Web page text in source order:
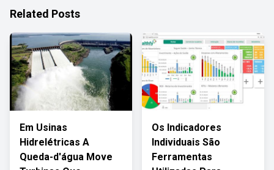
Related Posts
Em Usinas
Hidrelétricas A
Queda-d'água Move
Os Indicadores
Individuais São
Ferramentas